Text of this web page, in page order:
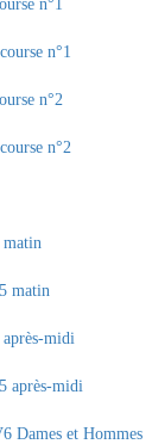
n°1
n°1
n°2
n°2
matin
matin
après-midi
après-midi
Dames et Hommes